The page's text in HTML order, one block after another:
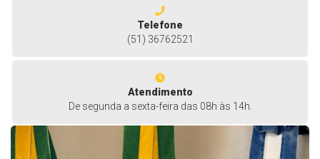
Telefone
(51) 36762521
Atendimento
De segunda a sexta-feira das 08h às 14h.